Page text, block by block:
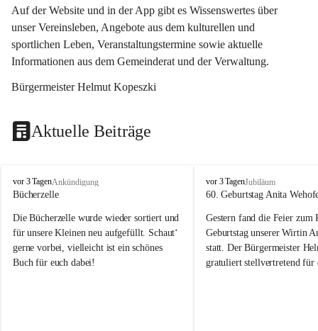
Auf der Website und in der App gibt es Wissenswertes über
unser Vereinsleben, Angebote aus dem kulturellen und
sportlichen Leben, Veranstaltungstermine sowie aktuelle
Informationen aus dem Gemeinderat und der Verwaltung.
Bürgermeister Helmut Kopeszki
Aktuelle Beiträge
T
o
a
j
vor 3 TagenAnkündigung
Bücherzelle
Die Bücherzelle wurde wieder sortiert und
für unsere Kleinen neu aufgefüllt. Schaut‘
gerne vorbei, vielleicht ist ein schönes
Buch für euch dabei!
T
o
a
j
vor 3 TagenJubiläum
60. Geburtstag Anita
Gestern fand die Feier zum
Geburtstag unserer Wirtin
statt. Der Bürgermeister
gratuliert stellvertretend für